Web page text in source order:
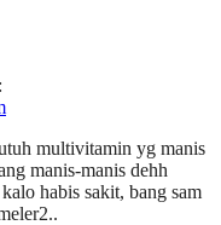
multivitamin yg manis
manis-manis dehh
habis sakit, bang sam